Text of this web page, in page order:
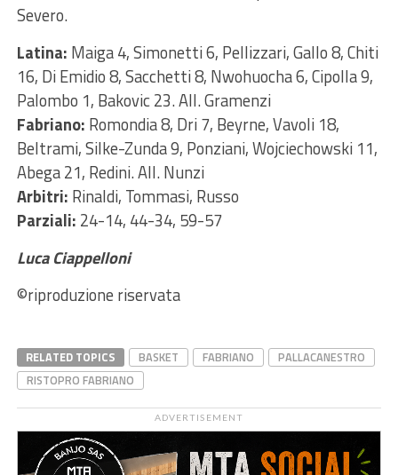
Severo.
Latina: Maiga 4, Simonetti 6, Pellizzari, Gallo 8, Chiti
16, Di Emidio 8, Sacchetti 8, Nwohuocha 6, Cipolla 9,
Palombo 1, Bakovic 23. All. Gramenzi
Fabriano: Romondia 8, Dri 7, Beyrne, Vavoli 18,
Beltrami, Silke-Zunda 9, Ponziani, Wojciechowski 11,
Abega 21, Redini. All. Nunzi
Arbitri: Rinaldi, Tommasi, Russo
Parziali: 24-14, 44-34, 59-57
Luca Ciappelloni
©riproduzione riservata
RELATED TOPICS BASKET FABRIANO
PALLACANESTRO
RISTOPRO FABRIANO
ADVERTISEMENT